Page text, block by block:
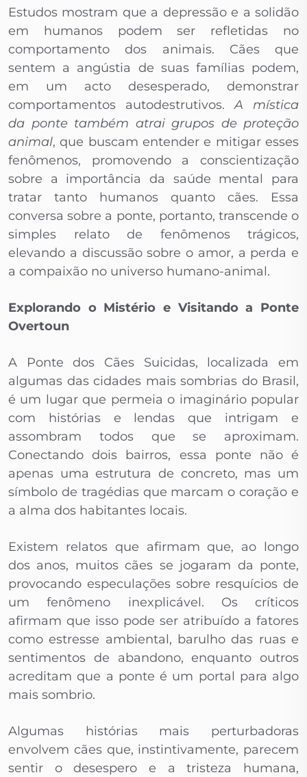
Estudos mostram que a depressão e a solidão
em humanos podem ser refletidas no
comportamento dos animais. Cães que
sentem a angústia de suas famílias podem,
em um acto desesperado, demonstrar
comportamentos autodestrutivos.A mística
da ponte também atrai grupos de proteção
animal, que buscam entender e mitigar esses
fenômenos, promovendo a conscientização
sobre a importância da saúde mental para
tratar tanto humanos quanto cães. Essa
conversa sobre a ponte, portanto, transcende o
simples relato de fenômenos trágicos,
elevando a discussão sobre o amor, a perda e
a compaixão no universo humano-animal.
Explorando o Mistério e Visitando a Ponte
Overtoun
A Ponte dos Cães Suicidas, localizada em
algumas das cidades mais sombrias do Brasil,
é um lugar que permeia o imaginário popular
com histórias e lendas que intrigam e
assombram todos que se aproximam.
Conectando dois bairros, essa ponte não é
apenas uma estrutura de concreto, mas um
símbolo de tragédias que marcam o coração e
a alma dos habitantes locais.
Existem relatos que afirmam que, ao longo
dos anos, muitos cães se jogaram da ponte,
provocando especulações sobre resquícios de
um fenômeno inexplicável. Os críticos
afirmam que isso pode ser atribuído a fatores
como estresse ambiental, barulho das ruas e
sentimentos de abandono, enquanto outros
acreditam que a ponte é um portal para algo
mais sombrio.
Algumas histórias mais perturbadoras
envolvem cães que, instintivamente, parecem
sentir o desespero e a tristeza humana,